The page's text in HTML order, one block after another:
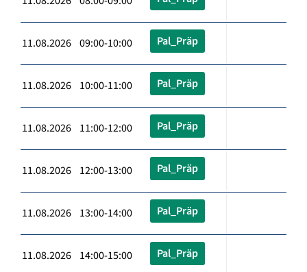
11.08.2026 09:00-10:00 Pal_Präp
11.08.2026 10:00-11:00 Pal_Präp
11.08.2026 11:00-12:00 Pal_Präp
11.08.2026 12:00-13:00 Pal_Präp
11.08.2026 13:00-14:00 Pal_Präp
11.08.2026 14:00-15:00 Pal_Präp